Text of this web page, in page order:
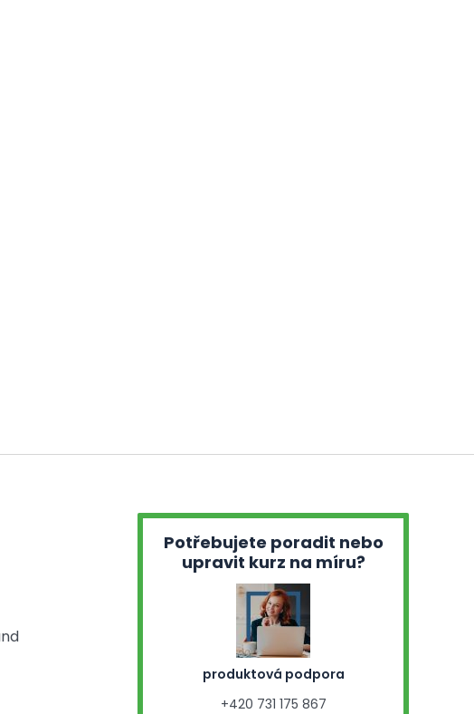
Potřebujete poradit nebo
upravit kurz na míru?
produktová podpora
+420 731 175 867